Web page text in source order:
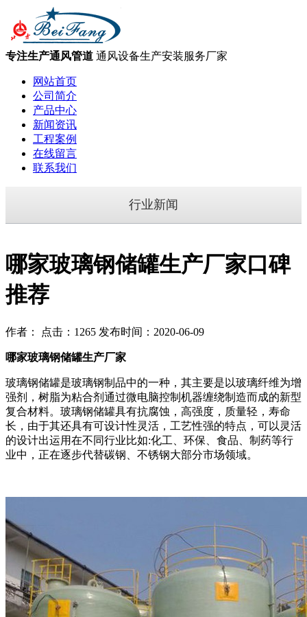
专注生产通风管道 通风设备生产安装服务厂家
网站首页
公司简介
产品中心
新闻资讯
工程案例
在线留言
联系我们
行业新闻
哪家玻璃钢储罐生产厂家口碑
推荐
作者： 点击：1265 发布时间：2020-06-09
哪家玻璃钢储罐生产厂家
玻璃钢储罐是玻璃钢制品中的一种，其主要是以玻璃纤维为增
强剂，树脂为粘合剂通过微电脑控制机器缠绕制造而成的新型
复合材料。玻璃钢储罐具有抗腐蚀，高强度，质量轻，寿命
长，由于其还具有可设计性灵活，工艺性强的特点，可以灵活
的设计出运用在不同行业比如:化工、环保、食品、制药等行
业中，正在逐步代替碳钢、不锈钢大部分市场领域。